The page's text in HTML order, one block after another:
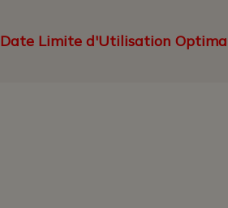
Date Limite d'Utilisation